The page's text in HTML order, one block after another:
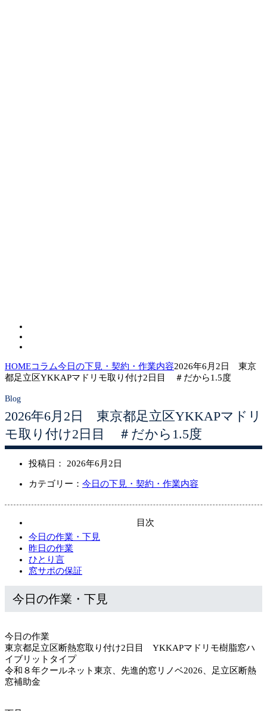
HOMEコラム今日の下見・契約・作業内容2026年6月2日 東京
都足立区YKKAPマドリモ取り付け2日目 ＃だから1.5度
2026年6月2日 東京都足立区YKKAPマドリ
モ取り付け2日目 ＃だから1.5度
投稿日： 2026年6月2日
カテゴリー： 今日の下見・契約・作業内容
目次
今日の作業・下見
昨日の作業
ひとり言
窓サポの保証
今日の作業・下見
今日の作業
東京都足立区断熱窓取り付け2日目 YKKAPマドリモ樹脂窓ハ
イブリットタイプ
令和８年クールネット東京、先進的窓リノベ2026、足立区断熱
窓補助金